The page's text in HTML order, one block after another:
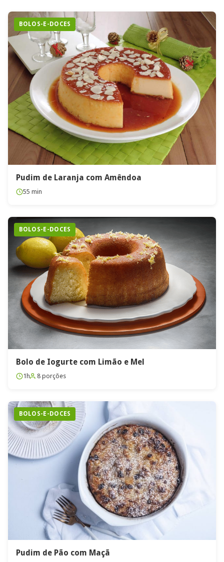
BOLOS-E-DOCES
Pudim de Laranja com Amêndoa
55 min
BOLOS-E-DOCES
Bolo de Iogurte com Limão e Mel
1h 8 porções
BOLOS-E-DOCES
Pudim de Pão com Maçã